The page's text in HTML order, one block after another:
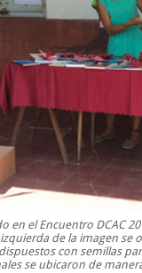
en el Encuentro
de la imagen se
dispuestos con semillas
se ubicaron de